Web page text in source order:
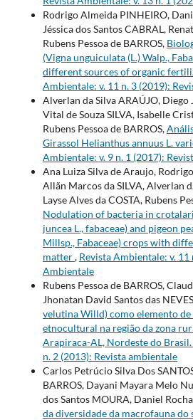
Rodrigo Almeida PINHEIRO,
Jéssica dos Santos CABRAL,
Rubens Pessoa de BARROS,
(Vigna unguiculata (L.) Walp.,
different sources of organic
Ambientale: v. 11 n. 3 (2019):
Alverlan da Silva ARAÚJO, Diego
Vital de Souza SILVA, Isabelle
Rubens Pessoa de BARROS,
Girassol Helianthus annuus L.
Ambientale: v. 9 n. 1 (2017):
Ana Luiza Silva de Araujo,
Allãn Marcos da SILVA, Alverlan
Layse Alves da COSTA, Rubens
Nodulation of bacteria in
juncea L., fabaceae) and pigeon
Millsp., Fabaceae) crops with
matter, Revista Ambientale: v. 11
Ambientale
Rubens Pessoa de BARROS,
Jhonatan David Santos das
velutina Willd) como elemento
etnocultural na região da zona
Arapiraca-AL, Nordeste do Brasil.
n. 2 (2013): Revista ambientale
Carlos Petrúcio Silva Dos
BARROS, Dayani Mayara Melo
dos Santos MOURA, Daniel
da diversidade da macrofauna do